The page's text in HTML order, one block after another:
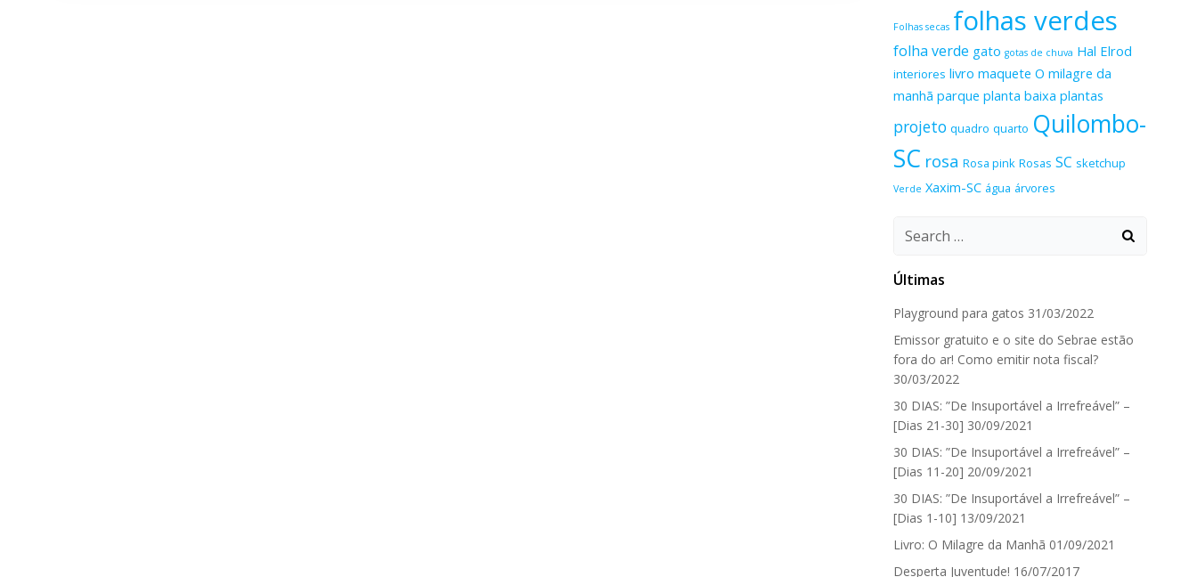
Folhas secas folhas verdes
folha verde gato gotas de chuva Hal Elrod
interiores livro maquete O milagre da
manhã parque planta baixa plantas
projeto quadro quarto Quilombo-
SC rosa Rosa pink Rosas SC sketchup
Verde Xaxim-SC água árvores
Search
Últimas
Playground para gatos 31/03/2022
Emissor gratuito e o site do Sebrae estão
fora do ar! Como emitir nota fiscal?
30/03/2022
30 DIAS: ”De Insuportável a Irrefreável” –
[Dias 21-30] 30/09/2021
30 DIAS: ”De Insuportável a Irrefreável” –
[Dias 11-20] 20/09/2021
30 DIAS: ”De Insuportável a Irrefreável” –
[Dias 1-10] 13/09/2021
Livro: O Milagre da Manhã 01/09/2021
Desperta Juventude! 16/07/2017